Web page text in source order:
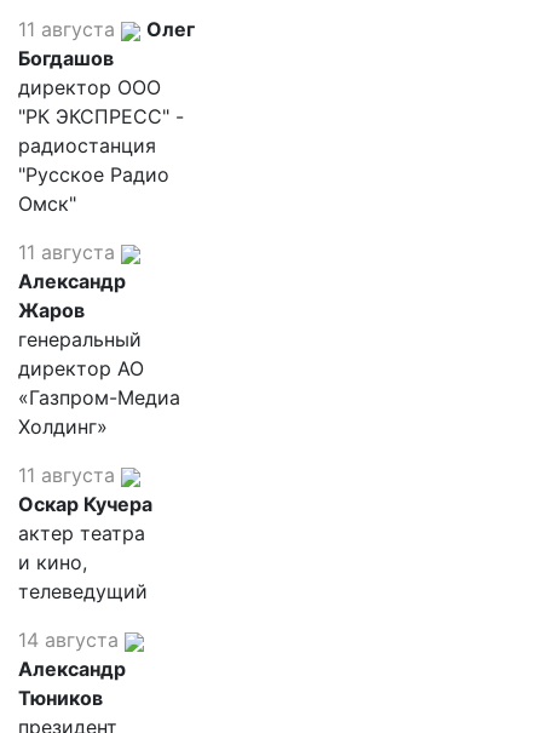
11 августа
Олег
Богдашов
директор ООО
"РК ЭКСПРЕСС" -
радиостанция
"Русское Радио
Омск"
11 августа
Александр
Жаров
генеральный
директор АО
«Газпром-Медиа
Холдинг»
11 августа
Оскар Кучера
актер театра
и кино,
телеведущий
14 августа
Александр
Тюников
президент